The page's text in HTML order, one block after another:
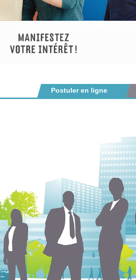
Postuler en ligne